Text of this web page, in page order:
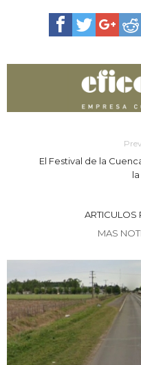
El Festival de la
ARTICULOS
MAS